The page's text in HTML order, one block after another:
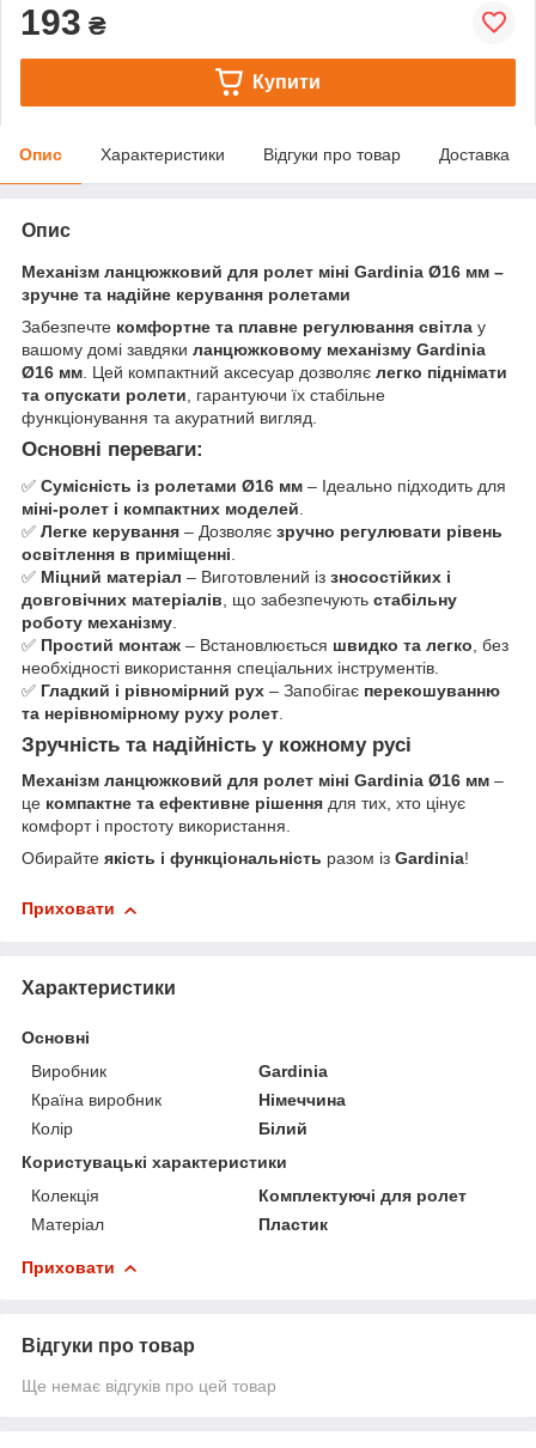
193 ₴
Купити
Опис Характеристики Відгуки про товар Доставка
Опис
Механізм ланцюжковий для ролет міні Gardinia Ø16 мм –
зручне та надійне керування ролетами
Забезпечте комфортне та плавне регулювання світла у
вашому домі завдяки ланцюжковому механізму Gardinia
Ø16 мм . Цей компактний аксесуар дозволяє легко піднімати
та опускати ролети , гарантуючи їх стабільне
функціонування та акуратний вигляд.
Основні переваги:
✅ Сумісність із ролетами Ø16 мм – Ідеально підходить для
міні-ролет і компактних моделей
✅ Легке керування – Дозволяє зручно регулювати рівень
освітлення в приміщенні
✅ Міцний матеріал – Виготовлений із зносостійких і
довговічних матеріалів , що забезпечують стабільну
роботу механізму
✅ Простий монтаж – Встановлюється швидко та легко , без
необхідності використання спеціальних інструментів.
✅ Гладкий і рівномірний рух – Запобігає перекошуванню
та нерівномірному руху ролет
Зручність та надійність у кожному русі
Механізм ланцюжковий для ролет міні Gardinia Ø16 мм –
це компактне та ефективне рішення для тих, хто цінує
комфорт і простоту використання.
Обирайте якість і функціональність разом із Gardinia!
Приховати
Характеристики
Основні
Виробник
Gardinia
Країна виробник
Німеччина
Колір
Білий
Користувацькі характеристики
Колекція
Комплектуючі для ролет
Матеріал
Пластик
Приховати
Відгуки про товар
Ще немає відгуків про цей товар